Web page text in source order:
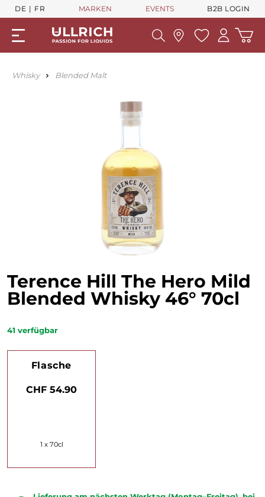
DE FR MARKEN EVENTS B2B LOGIN
Whisky Blended Malt
Terence Hill The Hero Mild
Blended Whisky 46° 70cl
41 verfügbar
Flasche
CHF 54.90
1 x 70cl